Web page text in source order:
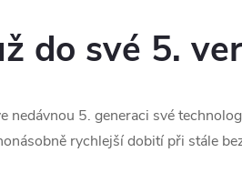
do své 5.
5. generaci své
rychlejší dobití při stále